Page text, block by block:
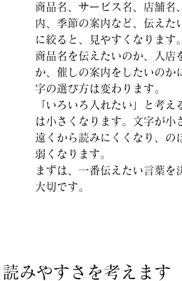
商品名、サービス名、店舗名
内、季節の案内など、伝えた
に絞ると、見やすくなります
商品名を伝えたいのか、入店
か、催しの案内をしたいのか
字の選び方は変わります。
「いろいろ入れたい」と考え
は小さくなります。文字が小
遠くから読みにくくなり、の
弱くなります。
まずは、一番伝えたい言葉を
大切です。
みやすさを考えます